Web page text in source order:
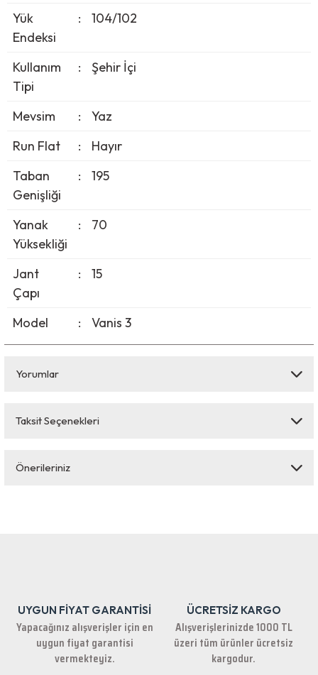
Yük
Endeksi
: 104/102
Kullanım
Tipi
: Şehir İçi
Mevsim :
Yaz
Run Flat
:
Hayır
Taban
Genişliği
: 195
Yanak
Yüksekliği
: 70
Jant
Çapı
: 15
Model : Vanis 3
Yorumlar
Bu ürüne ilk yorumu siz yapın!
Taksit Seçenekleri
Önerileriniz
Ürün bilgilerinde hatalar bulunuyor.
Ürün fiyatı diğer sitelerden daha pahalı.
Bu ürüne benzer farklı alternatifler olmalı.
UYGUN FİYAT GARANTİSİ
Yapacağınız alışverişler için en
uygun fiyat garantisi
vermekteyiz.
ÜCRETSİZ KARGO
Alışverişlerinizde 1000 TL
üzeri tüm ürünler ücretsiz
kargodur.